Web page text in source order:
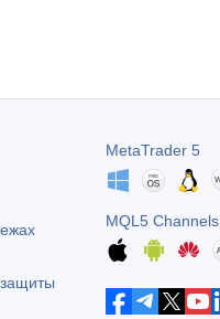
MetaTrader 5
MQL5 Channels